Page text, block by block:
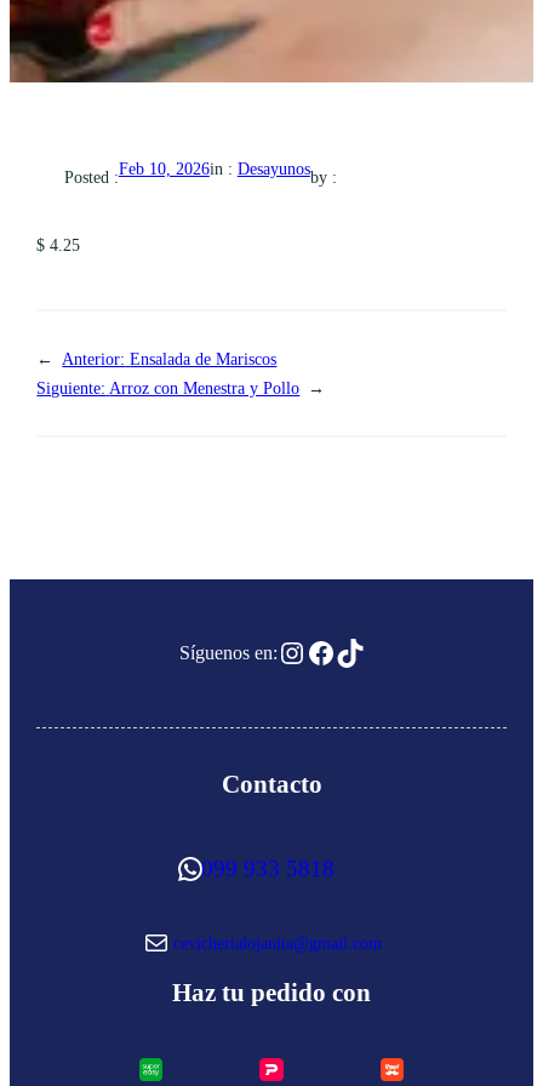
Posted :Feb 10, 2026in : Desayunosby :
$ 4.25
← Anterior: Ensalada de Mariscos
Siguiente: Arroz con Menestra y Pollo →
Síguenos en:Instagram
Facebook
TikTok
Contacto
WhatsApp 099 933 5818
Correo electrónico cevicherialojanita@gmail.com
Haz tu pedido con